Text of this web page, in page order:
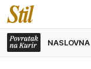
NASLOVNA